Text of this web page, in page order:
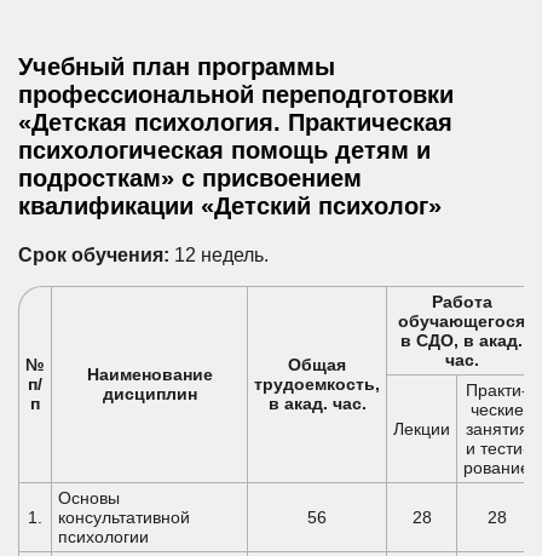
Учебный план программы
профессиональной переподготовки
«Детская психология. Практическая
психологическая помощь детям и
подросткам» с присвоением
квалификации «Детский психолог»
Срок обучения: 12 недель.
№
п/
п
Наименование
дисциплин
Общая
трудоемкость,
в акад. час.
Работа
обучающегося
в СДО, в акад.
час.
Лекции
Практи-
ческие
занятия
и тести-
рование
1.
Основы
консультативной
психологии
56 28 28